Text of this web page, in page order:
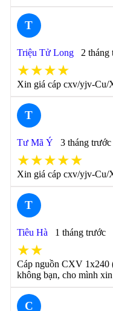
T
Triệu Tử Long 2 tháng
★★★★
Xin giá cáp cxv/yjv-
T
Tư Mã Ý 3 tháng trước
★★★★★
Xin giá cáp cxv/yjv-
T
Tiêu Hà 1 tháng trước
★★
Cáp nguồn CXV 1x240
không bạn, cho mình
C